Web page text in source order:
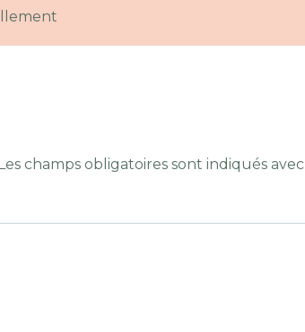
champs obligatoires sont indiqués avec